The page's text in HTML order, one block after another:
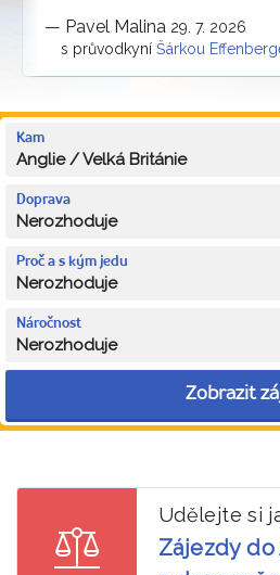
— Pavel Malina 29. 7. 2026
s průvodkyní Šárkou
Kam
Anglie / Velká Británie
Doprava
Nerozhoduje
Proč a s kým jedu
Nerozhoduje
Náročnost
Nerozhoduje
Zobrazit
Udělejte si
Zájezdy